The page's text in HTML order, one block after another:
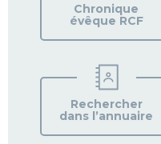
Chronique
évêque RCF
Rechercher
dans l’annuaire